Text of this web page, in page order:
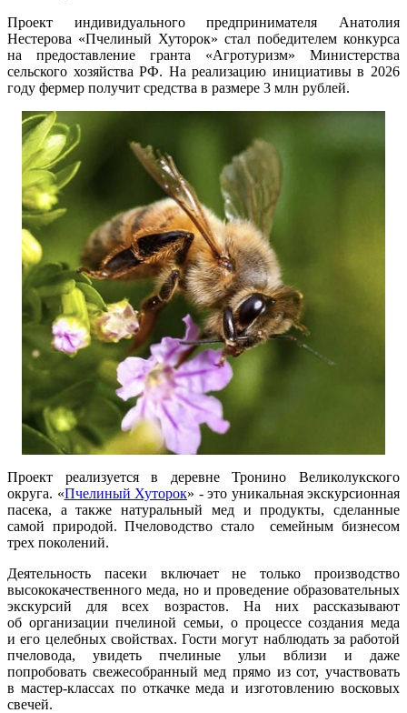
Проект индивидуального предпринимателя Анатолия
Нестерова «Пчелиный Хуторок» стал победителем конкурса
на предоставление гранта «Агротуризм» Министерства
сельского хозяйства РФ. На реализацию инициативы в 2026
году фермер получит средства в размере 3 млн рублей.
Проект реализуется в деревне Тронино Великолукского
округа. «Пчелиный Хуторок» - это уникальная экскурсионная
пасека, а также натуральный мед и продукты, сделанные
самой природой. Пчеловодство стало семейным бизнесом
трех поколений.
Деятельность пасеки включает не только производство
высококачественного меда, но и проведение образовательных
экскурсий для всех возрастов. На них рассказывают
об организации пчелиной семьи, о процессе создания меда
и его целебных свойствах. Гости могут наблюдать за работой
пчеловода, увидеть пчелиные ульи вблизи и даже
попробовать свежесобранный мед прямо из сот, участвовать
в мастер-классах по откачке меда и изготовлению восковых
свечей.